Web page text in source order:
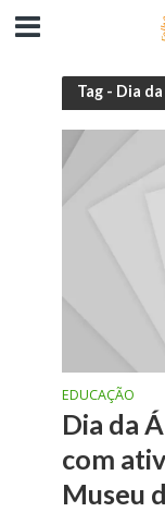
Tag - Dia
EDUCAÇÃO
Dia da
com
Museu